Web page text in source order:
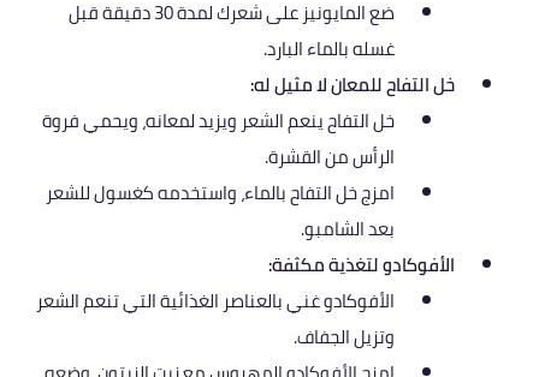
ضع المايونيز على شعرك لمدة 30 دقيقة قبل
غسله بالماء البارد.
خل التفاح للمعان لا مثيل له:
خل التفاح ينعم الشعر ويزيد لمعانه، ويحمي فروة
الرأس من القشرة.
امزج خل التفاح بالماء، واستخدمه كغسول للشعر
بعد الشامبو.
الأفوكادو لتغذية مكثفة:
الأفوكادو غني بالعناصر الغذائية التي تنعم الشعر
وتزيل الجفاف.